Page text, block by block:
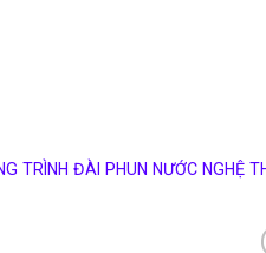
TRÌNH ĐÀI PHUN NƯỚC NGHỆ